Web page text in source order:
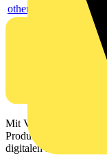
others
Mit Voltimum erhalten
Produktinformationen,
digitalen Plattform und